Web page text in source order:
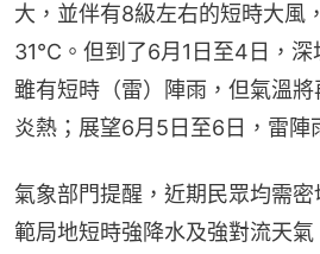
大，並伴有8級左右的短時大
31℃。但到了6月1日至4日，深
雖有短時（雷）陣雨，但氣溫
炎熱；展望6月5日至6日，雷陣
氣象部門提醒，近期民眾均需
範局地短時強降水及強對流天